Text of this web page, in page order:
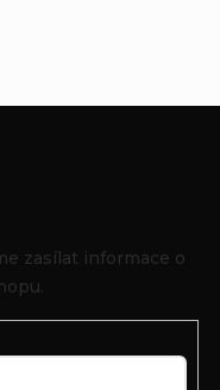
zasílat informace o